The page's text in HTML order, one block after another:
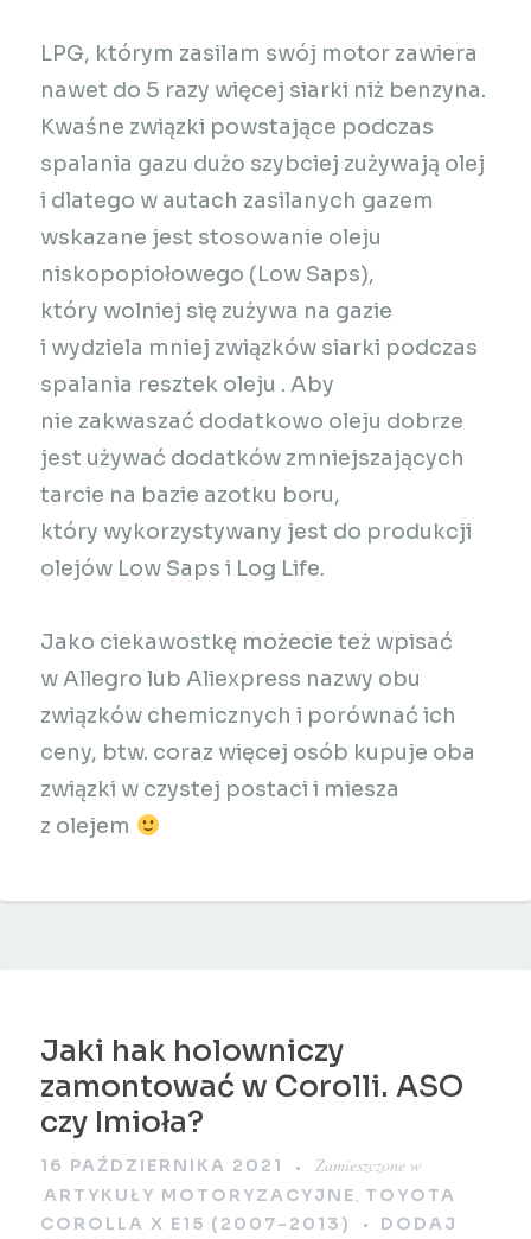
LPG, którym zasilam swój motor zawiera
nawet do 5 razy więcej siarki niż benzyna.
Kwaśne związki powstające podczas
spalania gazu dużo szybciej zużywają olej
i dlatego w autach zasilanych gazem
wskazane jest stosowanie oleju
niskopopiołowego (Low Saps),
który wolniej się zużywa na gazie
i wydziela mniej związków siarki podczas
spalania resztek oleju . Aby
nie zakwaszać dodatkowo oleju dobrze
jest używać dodatków zmniejszających
tarcie na bazie azotku boru,
który wykorzystywany jest do produkcji
olejów Low Saps i Log Life.
Jako ciekawostkę możecie też wpisać
w Allegro lub Aliexpress nazwy obu
związków chemicznych i porównać ich
ceny, btw. coraz więcej osób kupuje oba
związki w czystej postaci i miesza
z olejem
Jaki hak holowniczy
zamontować w Corolli. ASO
czy Imioła?
16 PAŹDZIERNIKA 2021 Zamieszczone w
ARTYKUŁY MOTORYZACYJNE
TOYOTA
COROLLA X E15 (2007-2013)
DODAJ